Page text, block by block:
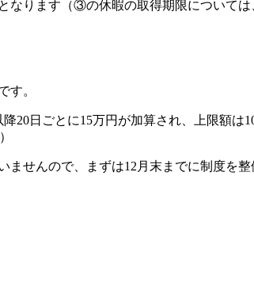
ります（③の休暇の取得期限については
す。
20日ごとに15万円が加算され、上限額は
せんので、まずは12月末までに制度を整